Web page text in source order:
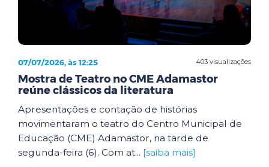
403 visualizações
07/07/2026, às 12:25
Mostra de Teatro no CME Adamastor
reúne clássicos da literatura
Apresentações e contação de histórias
movimentaram o teatro do Centro Municipal de
Educação (CME) Adamastor, na tarde de
segunda-feira (6). Com at... [saiba mais]